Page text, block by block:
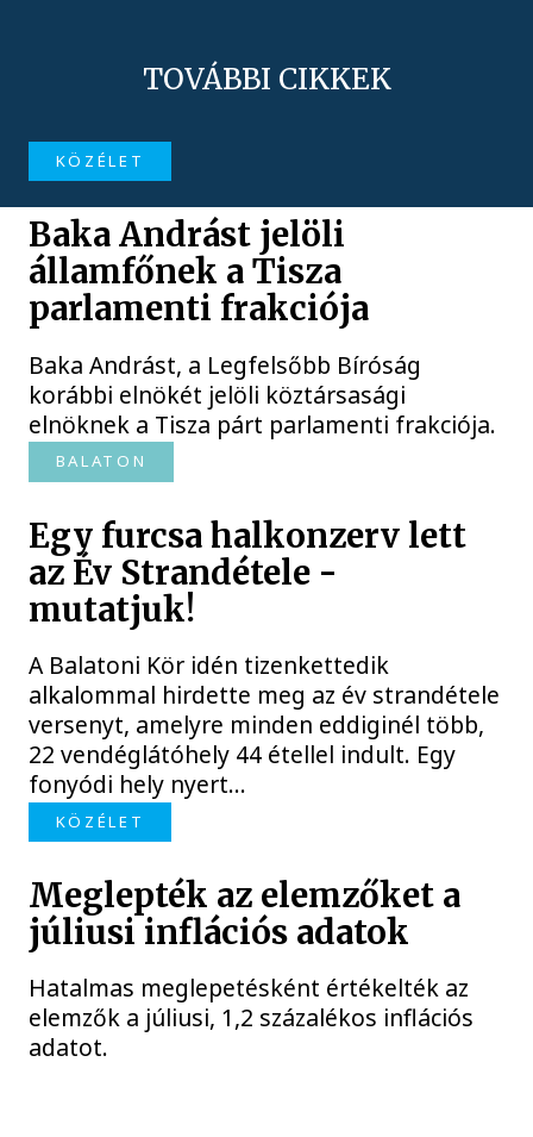
TOVÁBBI CIKKEK
KÖZÉLET
Baka Andrást jelöli
államfőnek a Tisza
parlamenti frakciója
Baka Andrást, a Legfelsőbb Bíróság
korábbi elnökét jelöli köztársasági
elnöknek a Tisza párt parlamenti frakciója.
BALATON
Egy furcsa halkonzerv lett
az Év Strandétele -
mutatjuk!
A Balatoni Kör idén tizenkettedik
alkalommal hirdette meg az év strandétele
versenyt, amelyre minden eddiginél több,
22 vendéglátóhely 44 étellel indult. Egy
fonyódi hely nyert...
KÖZÉLET
Meglepték az elemzőket a
júliusi inflációs adatok
Hatalmas meglepetésként értékelték az
elemzők a júliusi, 1,2 százalékos inflációs
adatot.